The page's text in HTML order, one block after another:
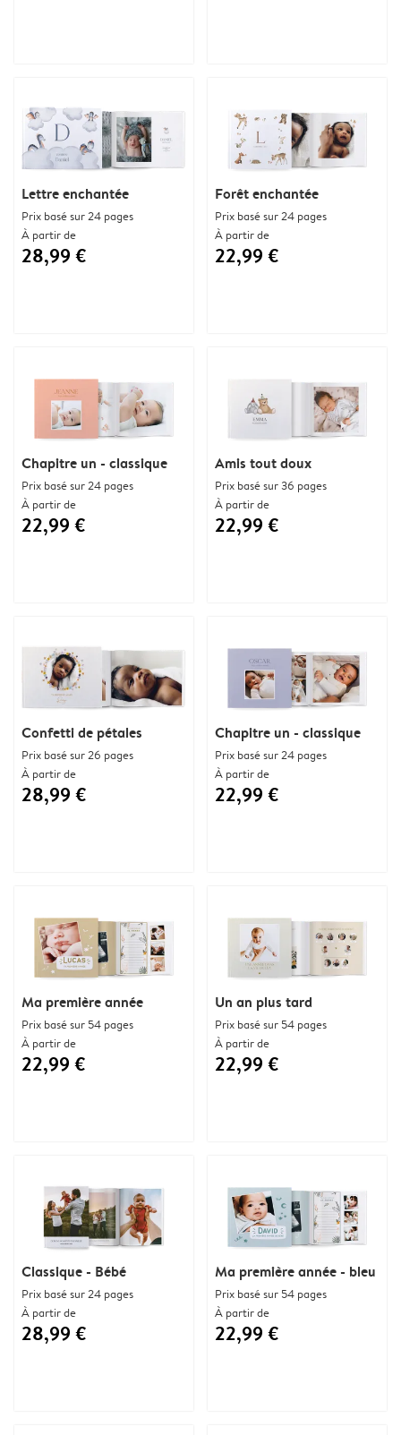
Chapitre un - classique
Prix basé sur 24 pages
À partir de
22,99 €
Chapitre un - classique
Prix basé sur 24 pages
À partir de
22,99 €
Confetti de pétales
Prix basé sur 26 pages
À partir de
28,99 €
Forêt enchantée
Prix basé sur 24 pages
À partir de
22,99 €
Amis tout doux
Prix basé sur 36 pages
À partir de
22,99 €
Lettre enchantée
Prix basé sur 24 pages
À partir de
28,99 €
Ma première année
Prix basé sur 54 pages
À partir de
22,99 €
Un an plus tard
Prix basé sur 54 pages
À partir de
22,99 €
Ma première année - bleu
Prix basé sur 54 pages
À partir de
22,99 €
Classique - Bébé
Prix basé sur 24 pages
À partir de
28,99 €